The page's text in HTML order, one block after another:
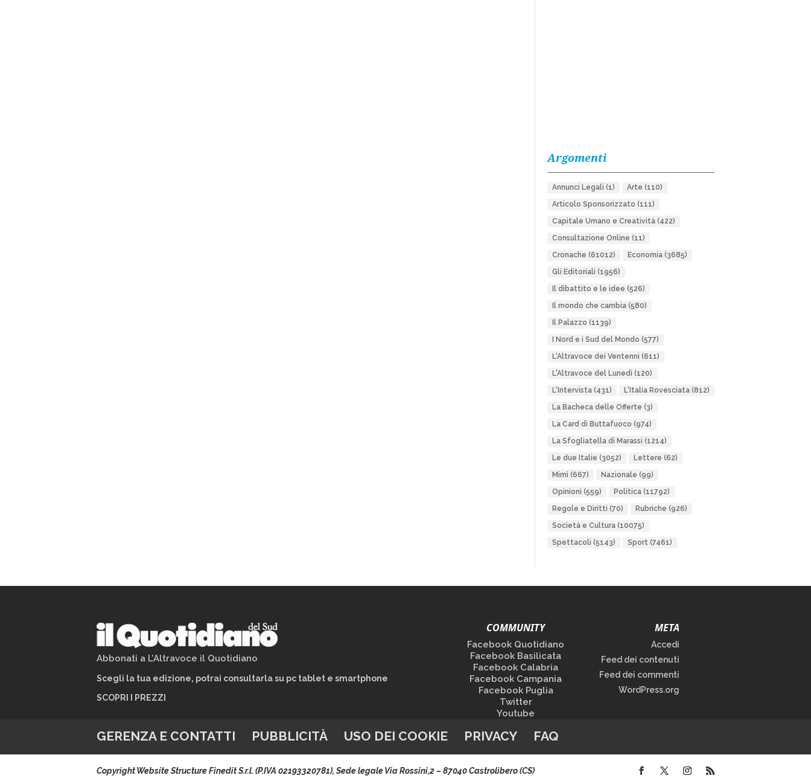
Argomenti
Annunci Legali (1) Arte (110)
Articolo Sponsorizzato (111)
Capitale Umano e Creatività(422)
Consultazione Online (11)
Cronache (61012) Economia(3685)
Gli Editoriali (1956)
Il dibattito e le idee (526)
Il mondo che cambia(580)
Il Palazzo (1139)
I Nord e i Sud del Mondo (577)
L'Altravoce dei Ventenni (611)
L'Altravoce del Lunedì (120)
L'Intervista(431) L'Italia Rovesciata(812)
La Bacheca delle Offerte (3)
La Card di Buttafuoco (974)
La Sfogliatella di Marassi (1214)
Le due Italie (3052) Lettere (62)
Mimì (667) Nazionale (99)
Opinioni (559) Politica(11792)
Regole e Diritti (70) Rubriche (926)
Società e Cultura(10075)
Spettacoli (5143) Sport(7461)
Abbonati a L’Altravoce il Quotidiano
Scegli la tua edizione, potrai consultarla su pc tablet e smartphone
SCOPRI I PREZZI
COMMUNITY
Facebook Quotidiano
Facebook Basilicata
Facebook Calabria
Facebook Campania
Facebook Puglia
Twitter
Youtube
META
Accedi
Feed dei contenuti
Feed dei commenti
WordPress.org
GERENZA E CONTATTI PUBBLICITÀ USO DEI COOKIE PRIVACY FAQ
Copyright Website Structure Finedit S.r.l. (P.IVA 02193320781), Sede legale Via Rossini,2 – 87040 Castrolibero (CS)